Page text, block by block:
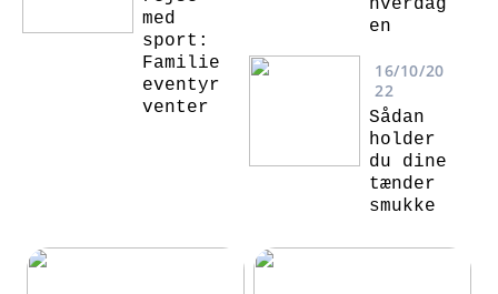
med
sport:
Familie
eventyr
venter
en
16/10/20
22
Sådan
holder
du dine
tænder
smukke